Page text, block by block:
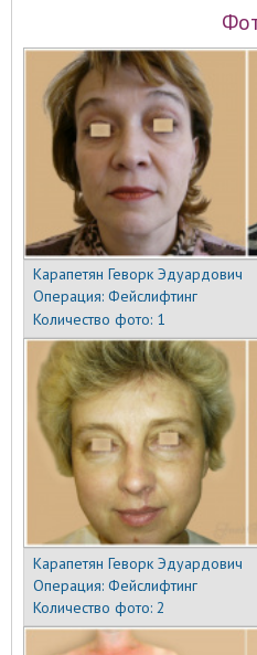
Карапетян Геворк Эдуардович
Операция:Фейслифтинг
Количество фото: 1
Карапетян Геворк Эдуардович
Операция:Фейслифтинг
Количество фото:2